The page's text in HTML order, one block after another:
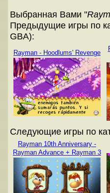
Выбранная Вами "
Предыдущие игры по
GBA):
Rayman - Hoodlums' Revenge
Следующие игры по
Rayman 10th Anniversary -
Rayman Advance + Rayman 3